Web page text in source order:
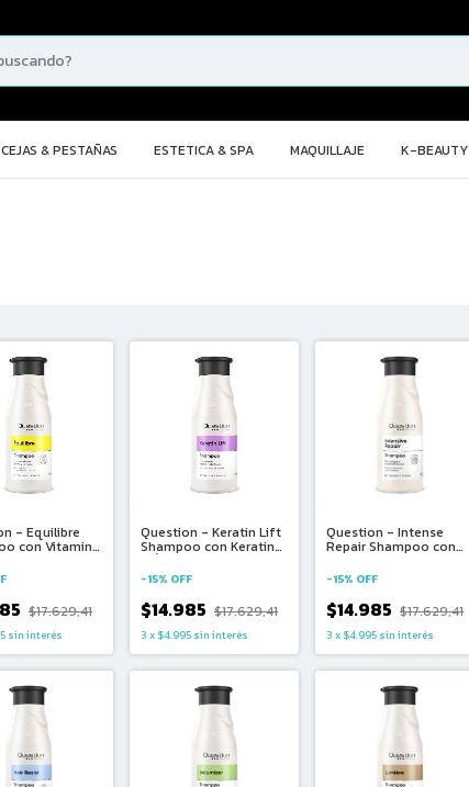
CEJAS & PESTAÑAS ESTETICA & SPA MAQUILLAJE K-BEAUTY
- Equilibre
con Vitamina
$17.629,41
sin interés
Question - Keratin Lift
Shampoo con Keratina
y Ácido Hialurónico
(330ml)
-15% OFF
$14.985 $17.629,41
3 x $4.995 sin interés
Question - Intense
Repair Shampoo con
Uva (330ml)
-15% OFF
$14.985 $17.629,41
3 x $4.995 sin interés